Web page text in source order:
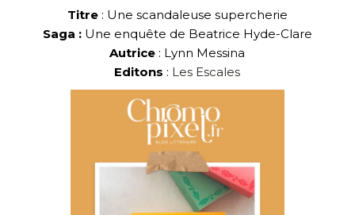
Titre: Une scandaleuse supercherie
Saga : Une enquête de Beatrice Hyde-Clare
Autrice : Lynn Messina
Editons : Les Escales